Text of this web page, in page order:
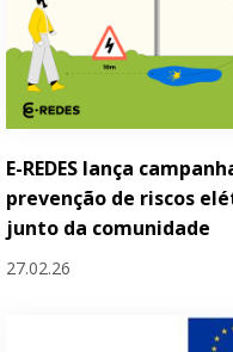
E-REDES lança
prevenção de riscos
junto da comunidade
27.02.26